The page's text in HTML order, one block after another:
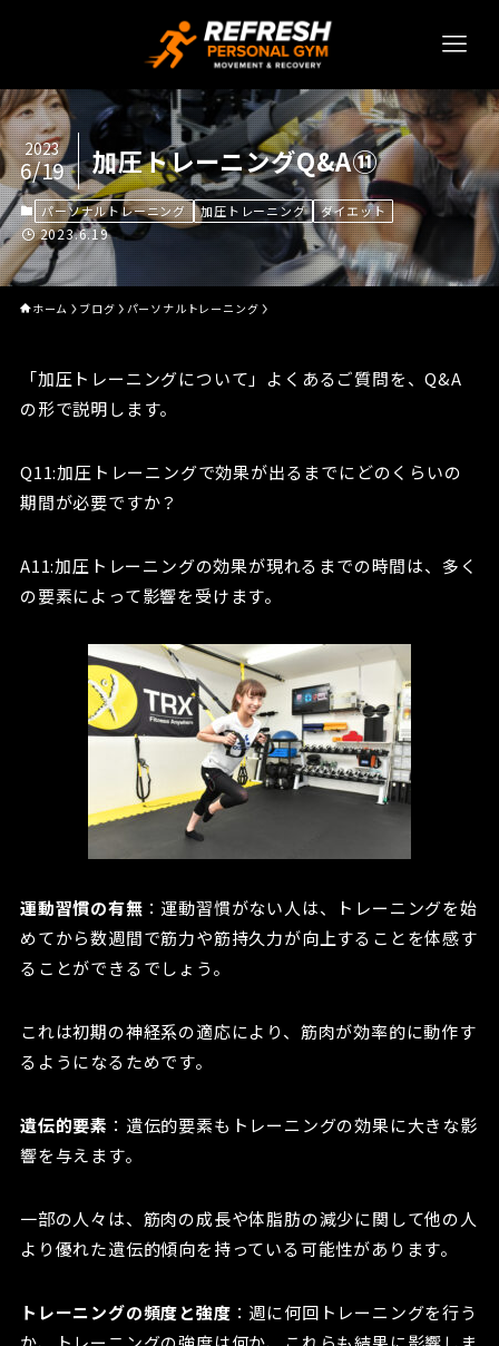
加圧トレーニングQ&A⑪
2023
6/19
パーソナルトレーニング 加圧トレーニング ダイエット
2023.6.19
ホーム ブログ パーソナルトレーニング
「加圧トレーニングについて」よくあるご質問を、Q&A
の形で説明します。
Q11:加圧トレーニングで効果が出るまでにどのくらいの
期間が必要ですか？
A11:加圧トレーニングの効果が現れるまでの時間は、多く
の要素によって影響を受けます。
運動習慣の有無 ：運動習慣がない人は、トレーニングを始
めてから数週間で筋力や筋持久力が向上することを体感す
ることができるでしょう。
これは初期の神経系の適応により、筋肉が効率的に動作す
るようになるためです。
遺伝的要素 ：遺伝的要素もトレーニングの効果に大きな影
響を与えます。
一部の人々は、筋肉の成長や体脂肪の減少に関して他の人
より優れた遺伝的傾向を持っている可能性があります。
トレーニングの頻度と強度 ：週に何回トレーニングを行う